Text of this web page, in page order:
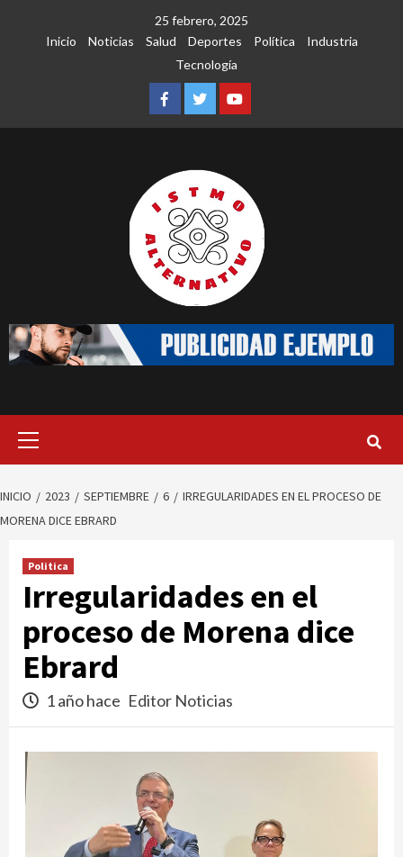
25 febrero, 2025
Inicio
Noticias Salud Deportes Política
Industria
Tecnología
Facebook
TwitterYoutube
Menú
INICIO 2023 SEPTIEMBRE 6
IRREGULARIDADES EN EL PROCESO DE
MORENA DICE EBRARD
Politica
Irregularidades en el
proceso de Morena dice
Ebrard
1 año hace Editor Noticias